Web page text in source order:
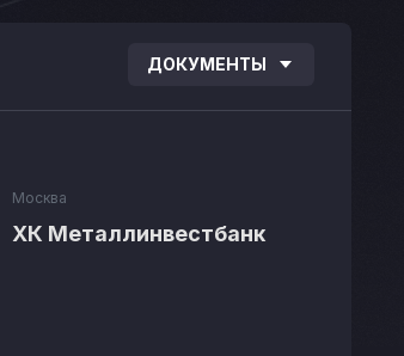
ДОКУМЕНТЫ
Москва
ХК Металлинвестбанк